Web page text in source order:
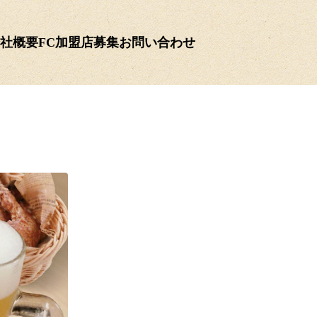
概要FC加盟店募集お問い合わせ